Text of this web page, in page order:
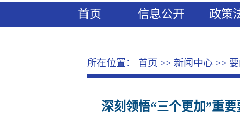
首页 信息公开 政策
所在位置： 首页 >> 新闻中心 >>
深刻领悟“三个更加”重